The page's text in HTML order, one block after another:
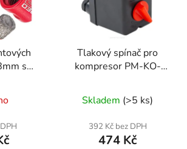
s
Tlakový spínač pro
kompresor PM-KO-
Skladem (>5 ks)
392 Kč bez DPH
474 Kč